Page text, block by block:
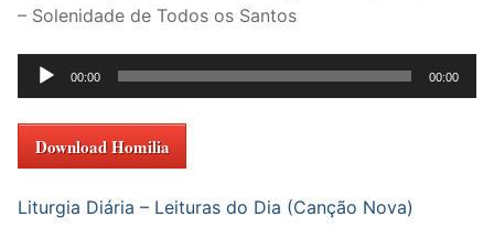
– Solenidade de Todos os Santos
Tocador
de
áudio
00:00 00:00
Download Homilia
Liturgia Diária – Leituras do Dia (Canção Nova)